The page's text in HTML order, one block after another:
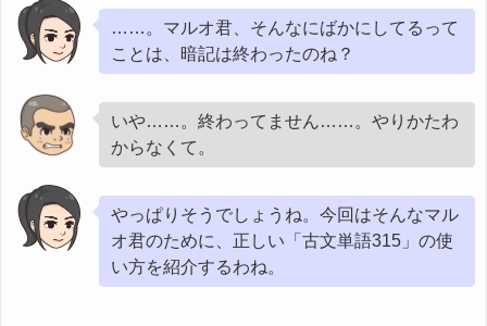
……。マルオ君、そんなにばかにしてるって
ことは、暗記は終わったのね？
いや……。終わってません……。やりかたわ
からなくて。
やっぱりそうでしょうね。今回はそんなマル
オ君のために、正しい「古文単語315」の使
い方を紹介するわね。